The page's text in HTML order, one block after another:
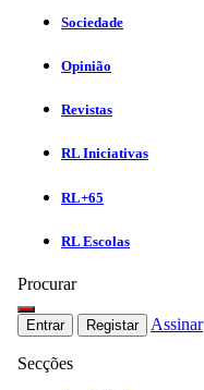
Sociedade
Opinião
Revistas
RL Iniciativas
RL+65
RL Escolas
Procurar
Entrar Registar Assinar
Secções